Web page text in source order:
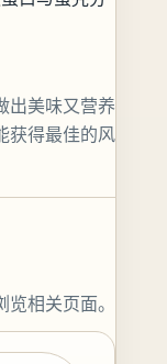
出美味又营养
获得最佳的风
相关页面。